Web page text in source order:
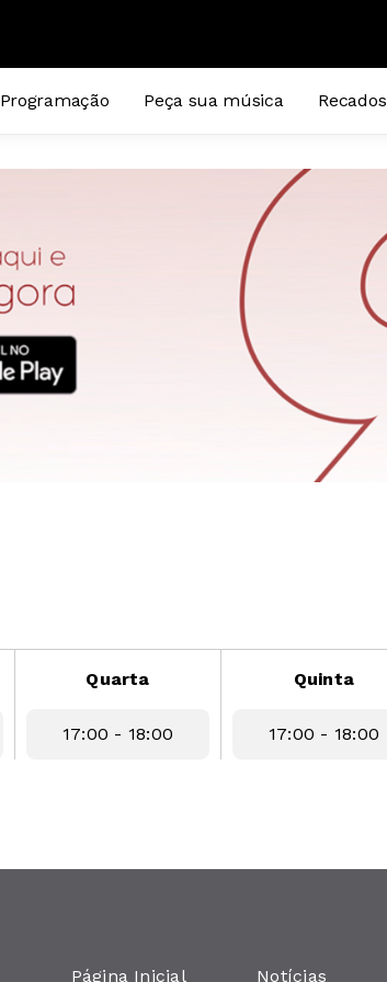
Programação Peça sua música Recados
Quarta
17:00 - 18:00
Quinta
17:00 - 18:00
Página Inicial Notícias